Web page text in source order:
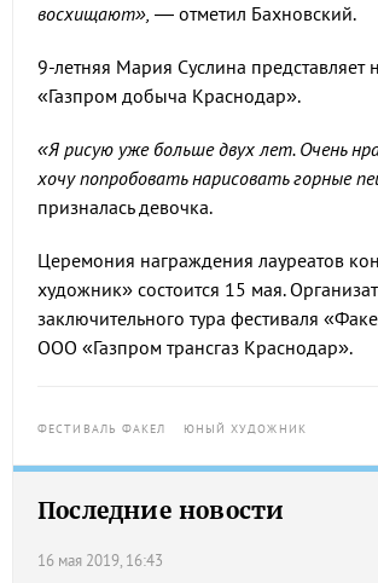
восхищают», — отметил Бахновский.
9-летняя Мария Суслина представляет
«Газпром добыча Краснодар».
«Я рисую уже больше двух лет. Очень
хочу попробовать нарисовать горные
призналась девочка.
Церемония награждения лауреатов
художник» состоится 15 мая.
заключительного тура фестиваля
ООО «Газпром трансгаз Краснодар».
ФЕСТИВАЛЬ ФАКЕЛ ЮНЫЙ ХУДОЖНИК
Последние новости
16 мая 2019, 16:43